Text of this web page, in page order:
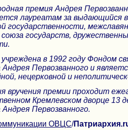
премия Андрея
лауреатам за выдающийся
государственности,
союза государств,
в 1992 году Фондом
Первозванного и
нецерковной и
вручения премии проходит
Кремлевском дворце 13
Первозванного.
ОВЦС/